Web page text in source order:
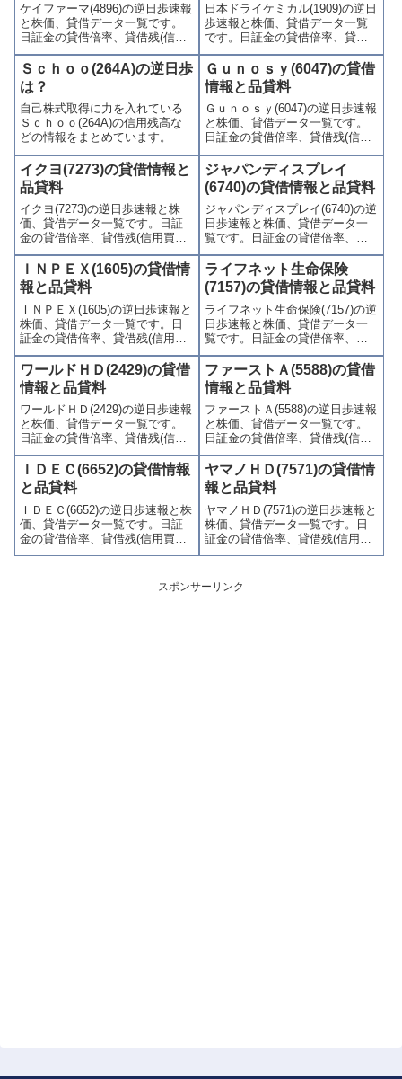
ケイファーマ(4896)の逆日歩速報
と株価、貸借データ一覧です。
日証金の貸借倍率、貸借残(信用
買残、信用売残)、品貸料(逆日
歩)、東証の週末残高、規制(注意
喚起・申込停止)など、空売り関
連情報を集計し、図解でわかり
やすくまとめて掲載していま
す。
日本ドライケミカル(1909)の逆日
歩速報と株価、貸借データ一覧
です。日証金の貸借倍率、貸借
残(信用買残、信用売残)、品貸料
(逆日歩)、東証の週末残高、規制
(注意喚起・申込停止)など、空売
り関連情報を集計し、図解でわ
かりやすくまとめて掲載してい
ます。
Ｓｃｈｏｏ(264A)の逆日歩
は？
自己株式取得に力を入れている
Ｓｃｈｏｏ(264A)の信用残高な
どの情報をまとめています。
Ｇｕｎｏｓｙ(6047)の貸借
情報と品貸料
Ｇｕｎｏｓｙ(6047)の逆日歩速報
と株価、貸借データ一覧です。
日証金の貸借倍率、貸借残(信用
買残、信用売残)、品貸料(逆日
歩)、東証の週末残高、規制(注意
喚起・申込停止)など、空売り関
連情報を集計し、図解でわかり
やすくまとめて掲載していま
す。
イクヨ(7273)の貸借情報と
品貸料
イクヨ(7273)の逆日歩速報と株
価、貸借データ一覧です。日証
金の貸借倍率、貸借残(信用買
残、信用売残)、品貸料(逆日
歩)、東証の週末残高、規制(注意
喚起・申込停止)など、空売り関
連情報を集計し、図解でわかり
やすくまとめて掲載していま
す。
ジャパンディスプレイ
(6740)の貸借情報と品貸料
ジャパンディスプレイ(6740)の逆
日歩速報と株価、貸借データ一
覧です。日証金の貸借倍率、貸
借残(信用買残、信用売残)、品貸
料(逆日歩)、東証の週末残高、規
制(注意喚起・申込停止)など、空
売り関連情報を集計し、図解で
わかりやすくまとめて掲載して
います。
ＩＮＰＥＸ(1605)の貸借情
報と品貸料
ＩＮＰＥＸ(1605)の逆日歩速報と
株価、貸借データ一覧です。日
証金の貸借倍率、貸借残(信用買
残、信用売残)、品貸料(逆日
歩)、東証の週末残高、規制(注意
喚起・申込停止)など、空売り関
連情報を集計し、図解でわかり
やすくまとめて掲載していま
す。
ライフネット生命保険
(7157)の貸借情報と品貸料
ライフネット生命保険(7157)の逆
日歩速報と株価、貸借データ一
覧です。日証金の貸借倍率、貸
借残(信用買残、信用売残)、品貸
料(逆日歩)、東証の週末残高、規
制(注意喚起・申込停止)など、空
売り関連情報を集計し、図解で
わかりやすくまとめて掲載して
います。
ワールドＨＤ(2429)の貸借
情報と品貸料
ワールドＨＤ(2429)の逆日歩速報
と株価、貸借データ一覧です。
日証金の貸借倍率、貸借残(信用
買残、信用売残)、品貸料(逆日
歩)、東証の週末残高、規制(注意
喚起・申込停止)など、空売り関
連情報を集計し、図解でわかり
やすくまとめて掲載していま
す。
ファーストＡ(5588)の貸借
情報と品貸料
ファーストＡ(5588)の逆日歩速報
と株価、貸借データ一覧です。
日証金の貸借倍率、貸借残(信用
買残、信用売残)、品貸料(逆日
歩)、東証の週末残高、規制(注意
喚起・申込停止)など、空売り関
連情報を集計し、図解でわかり
やすくまとめて掲載していま
す。
ＩＤＥＣ(6652)の貸借情報
と品貸料
ＩＤＥＣ(6652)の逆日歩速報と株
価、貸借データ一覧です。日証
金の貸借倍率、貸借残(信用買
残、信用売残)、品貸料(逆日
喚起・申込停止)など、空売り関
連情報を集計し、図解でわかり
ヤマノＨＤ(7571)の貸借情
報と品貸料
ヤマノＨＤ(7571)の逆日歩速報と
株価、貸借データ一覧です。日
証金の貸借倍率、貸借残(信用買
残、信用売残)、品貸料(逆日
喚起・申込停止)など、空売り関
連情報を集計し、図解でわかり
スポンサーリンク